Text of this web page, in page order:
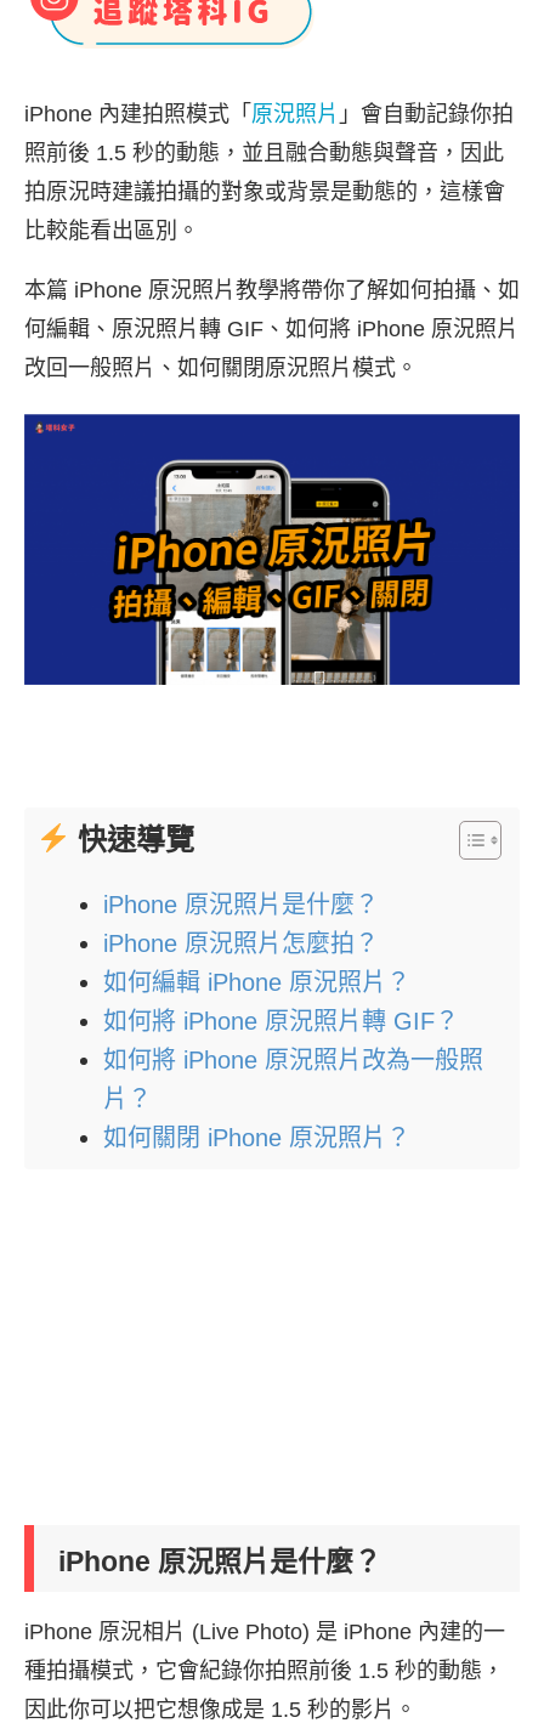
iPhone 內建拍照模式「 原況照片 」會自動記錄你拍
照前後 1.5 秒的動態，並且融合動態與聲音，因此
拍原況時建議拍攝的對象或背景是動態的，這樣會
比較能看出區別。
本篇 iPhone 原況照片教學將帶你了解如何拍攝、如
何編輯、原況照片轉 GIF、如何將 iPhone 原況照片
改回一般照片、如何關閉原況照片模式。
快速導覽
iPhone 原況照片是什麼？
iPhone 原況照片怎麼拍？
如何編輯 iPhone 原況照片？
如何將 iPhone 原況照片轉 GIF？
如何將 iPhone 原況照片改為一般照
片？
如何關閉 iPhone 原況照片？
iPhone 原況照片是什麼？
iPhone 原況相片 (Live Photo) 是 iPhone 內建的一
種拍攝模式，它會紀錄你拍照前後 1.5 秒的動態，
因此你可以把它想像成是 1.5 秒的影片。